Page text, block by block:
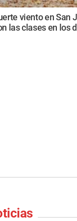
viento en San
las clases en los